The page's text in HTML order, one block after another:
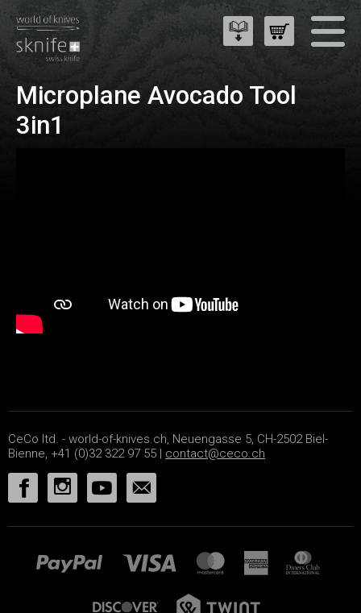
Microplane Avocado Tool
3in1
CeCo ltd. - world-of-knives.ch, Neuengasse 5, CH-2502 Biel-
Bienne, +41 (0)32 322 97 55 | contact@ceco.ch